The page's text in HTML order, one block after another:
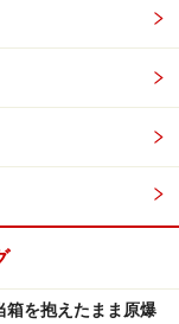
箱を抱えたまま原爆